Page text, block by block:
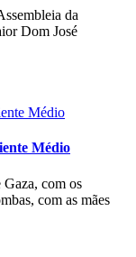
da
Dom José
Médio
com os
com as mães